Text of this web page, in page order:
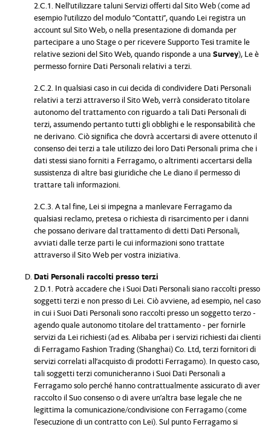
2.C.1. Nell’utilizzare taluni Servizi offerti dal Sito Web (come ad
esempio l’utilizzo del modulo “Contatti”, quando Lei registra un
account sul Sito Web, o nella presentazione di domanda per
partecipare a uno Stage o per ricevere Supporto Tesi tramite le
relative sezioni del Sito Web, quando risponde a una Survey), Le è
permesso fornire Dati Personali relativi a terzi.
2.C.2. In qualsiasi caso in cui decida di condividere Dati Personali
relativi a terzi attraverso il Sito Web, verrà considerato titolare
autonomo del trattamento con riguardo a tali Dati Personali di
terzi, assumendo pertanto tutti gli obblighi e le responsabilità che
ne derivano. Ciò significa che dovrà accertarsi di avere ottenuto il
consenso dei terzi a tale utilizzo dei loro Dati Personali prima che i
dati stessi siano forniti a Ferragamo, o altrimenti accertarsi della
sussistenza di altre basi giuridiche che Le diano il permesso di
trattare tali informazioni.
2.C.3. A tal fine, Lei si impegna a manlevare Ferragamo da
qualsiasi reclamo, pretesa o richiesta di risarcimento per i danni
che possano derivare dal trattamento di detti Dati Personali,
avviati dalle terze parti le cui informazioni sono trattate
attraverso il Sito Web per vostra iniziativa.
Dati Personali raccolti presso terzi
2.D.1. Potrà accadere che i Suoi Dati Personali siano raccolti presso
soggetti terzi e non presso di Lei. Ciò avviene, ad esempio, nel caso
in cui i Suoi Dati Personali sono raccolti presso un soggetto terzo -
agendo quale autonomo titolare del trattamento - per fornirle
servizi da Lei richiesti (ad es. Alibaba per i servizi richiesti dai clienti
di Ferragamo Fashion Trading (Shanghai) Co. Ltd, terzi fornitori di
servizi correlati all’acquisto di prodotti Ferragamo). In questo caso,
tali soggetti terzi comunicheranno i Suoi Dati Personali a
Ferragamo solo perché hanno contrattualmente assicurato di aver
raccolto il Suo consenso o di avere un’altra base legale che ne
legittima la comunicazione/condivisione con Ferragamo (come
l'esecuzione di un contratto con Lei). Sul punto Ferragamo si